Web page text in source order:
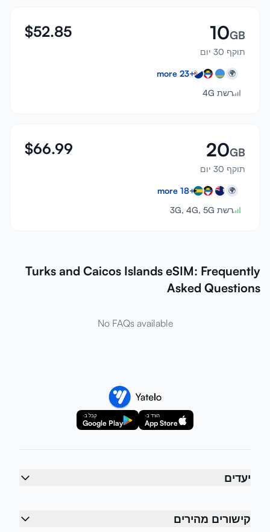
10GB
תוקף 30 יום
$52.85
🌍
+
23
רשת 4G
20GB
תוקף 30 יום
$66.99
🌍
+
18
רשת 3G, 4G, 5G
Turks and Caicos Islands eSIM: Frequently
Asked Questions
No FAQs available
הורד ב-
App Store
קבל ב-
Google Play
יעדים
קישורים מהירים